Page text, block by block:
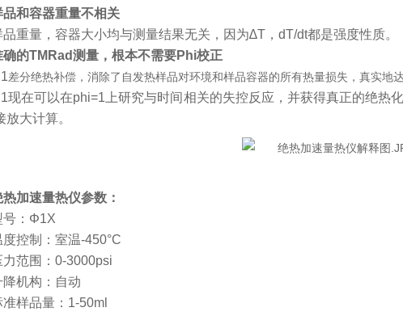
品和容器重量不相关
品重量，容器大小均与测量结果无关，因为∆T ， dT/dt都是强度性质。
确的TMRad测量，根本不需要Phi校正
1差分绝热补偿，消除了自发热样品对环境和样品容器的所有热量损失，真实地
1现在可以在phi=1 上研究与时间相关的失控反应，并获得真正的绝热
放大计算。
热加速量热仪参数：
： Φ1X
度控制：室温-450°C
范围： 0-3000psi
降机构：自动
准样品量： 1-50ml